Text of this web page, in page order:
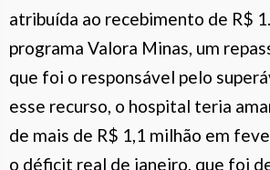
atribuída ao recebimento de R$
programa Valora Minas, um
que foi o responsável pelo
esse recurso, o hospital teria
de mais de R$ 1,1 milhão em
o déficit real de janeiro, que foi